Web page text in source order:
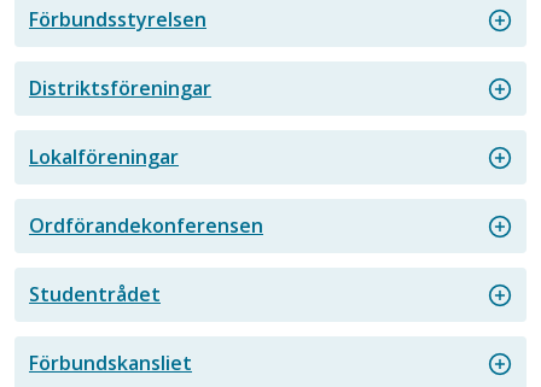
Förbundsstyrelsen
Distriktsföreningar
Lokalföreningar
Ordförandekonferensen
Studentrådet
Förbundskansliet